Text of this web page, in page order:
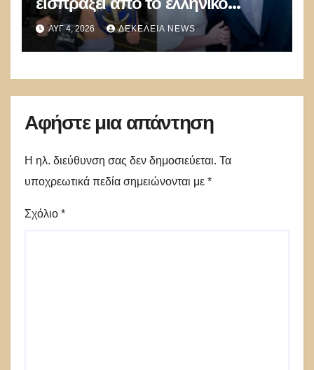
δημόσιο μέσω επιδομάτων ο
26χρονος Αφγανός μακελάρης!
ΑΥΓ 4, 2026 ΔΕΚΈΛΕΙΑ NEWS
Αφήστε μια απάντηση
Η ηλ. διεύθυνση σας δεν δημοσιεύεται. Τα
υποχρεωτικά πεδία σημειώνονται με *
Σχόλιο *